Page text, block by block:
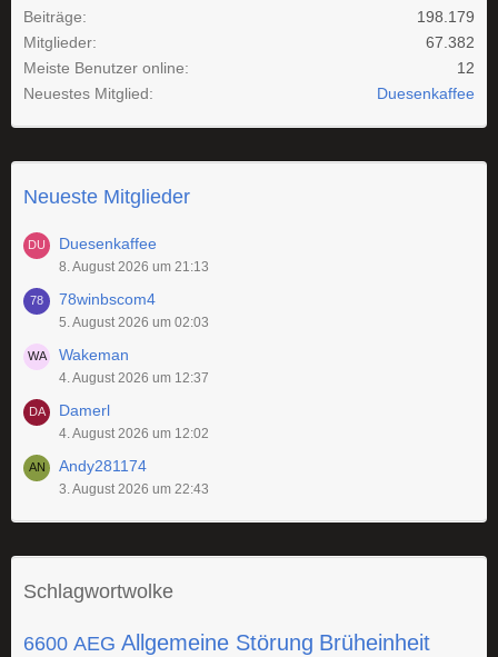
Beiträge
198.179
Mitglieder
67.382
Meiste Benutzer online
12
Neuestes Mitglied
Duesenkaffee
Neueste Mitglieder
Duesenkaffee
8. August 2026 um 21:13
78winbscom4
5. August 2026 um 02:03
Wakeman
4. August 2026 um 12:37
Damerl
4. August 2026 um 12:02
Andy281174
3. August 2026 um 22:43
Schlagwortwolke
6600 AEG Allgemeine Störung Brüheinheit